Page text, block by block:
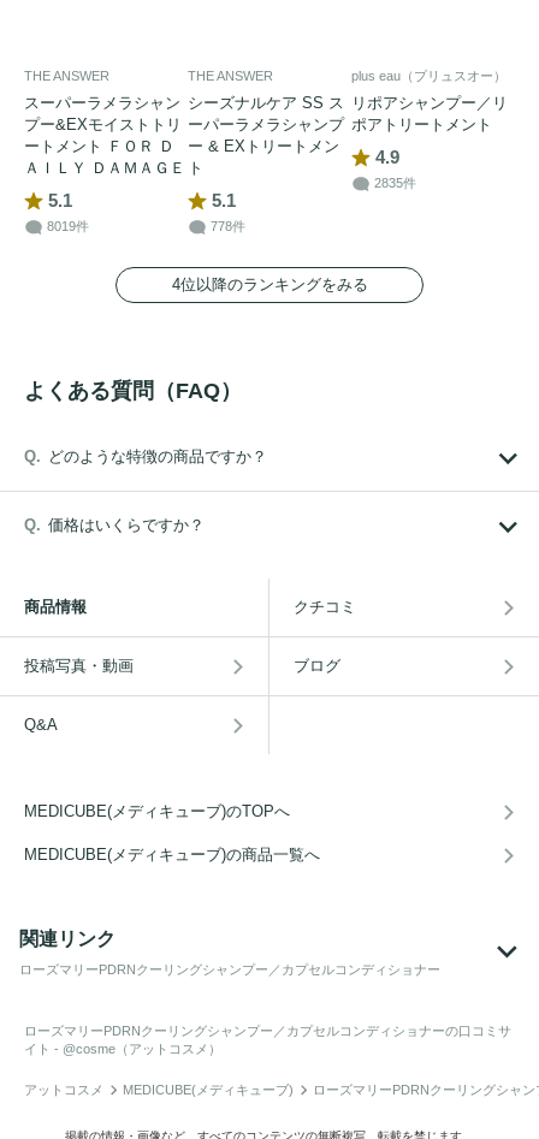
THE ANSWER
スーパーラメラシャン
プー&EXモイストトリ
ートメント ＦＯＲ Ｄ
ＡＩＬＹ ＤＡＭＡＧＥ
5.1
8019件
THE ANSWER
シーズナルケア SS ス
ーパーラメラシャンプ
ー & EXトリートメン
ト
5.1
778件
plus eau（プリュスオー）
リポアシャンプー／リ
ポアトリートメント
4.9
2835件
4位以降のランキングをみる
よくある質問（FAQ）
どのような特徴の商品ですか？
価格はいくらですか？
商品情報 クチコミ
投稿写真・動画 ブログ
Q&A
MEDICUBE(メディキューブ)のTOPへ
MEDICUBE(メディキューブ)の商品一覧へ
関連リンク
ローズマリーPDRNクーリングシャンプー／カプセルコンディショナー
ローズマリーPDRNクーリングシャンプー／カプセルコンディショナーの口コミサ
イト - @cosme（アットコスメ）
アットコスメ MEDICUBE(メディキューブ) ローズマリーPDRNクーリングシャ
掲載の情報・画像など、すべてのコンテンツの無断複写、転載を禁じます。